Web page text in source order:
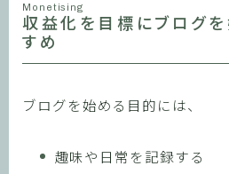
Monetising
収益化を目標にブログ
すめ
ブログを始める目的には、
趣味や日常を記録する